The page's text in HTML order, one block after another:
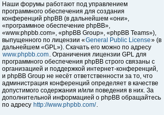
Наши форумы работают под управлением
программного обеспечения для создания
конференций phpBB (в дальнейшем «они»,
«программное обеспечение phpBB»,
«www.phpbb.com», «phpBB Group», «phpBB Teams»),
выпущенного по лицензии «General Public License» (в
дальнейшем «GPL»). Скачать его можно по адресу
www.phpbb.com. Ограничения лицензии GPL для
программного обеспечения phpBB строго связаны с
организацией и поддержкой интернет-конференций,
и phpBB Group не несёт ответственности за то, что
администрация конференций определяет в качестве
допустимого содержания и/или поведения в них. За
дополнительной информацией о phpBB обращайтесь
по адресу http://www.phpbb.com/.